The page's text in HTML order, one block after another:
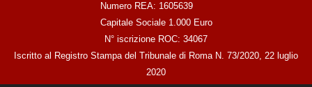
Numero REA: 1605639
Capitale Sociale 1.000 Euro
N° iscrizione ROC: 34067
Iscritto al Registro Stampa del Tribunale di Roma N. 73/2020, 22 luglio
2020